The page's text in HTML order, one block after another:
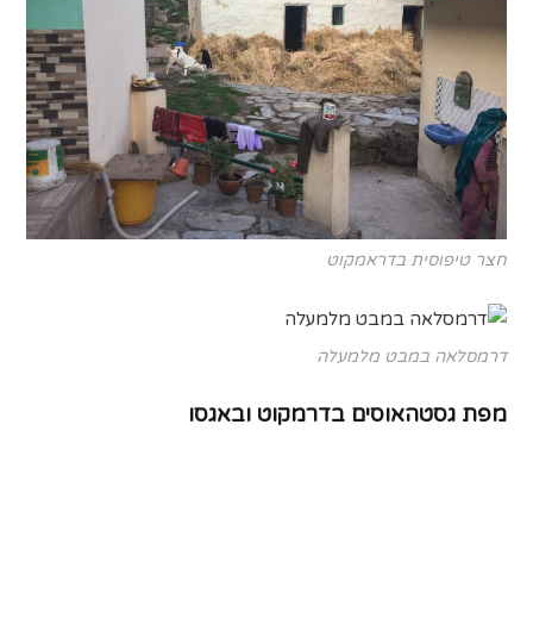
חצר טיפוסית בדראמקוט
דרמסלאה במבט מלמעלה
מפת גסטהאוסים בדרמקוט ובאגסו